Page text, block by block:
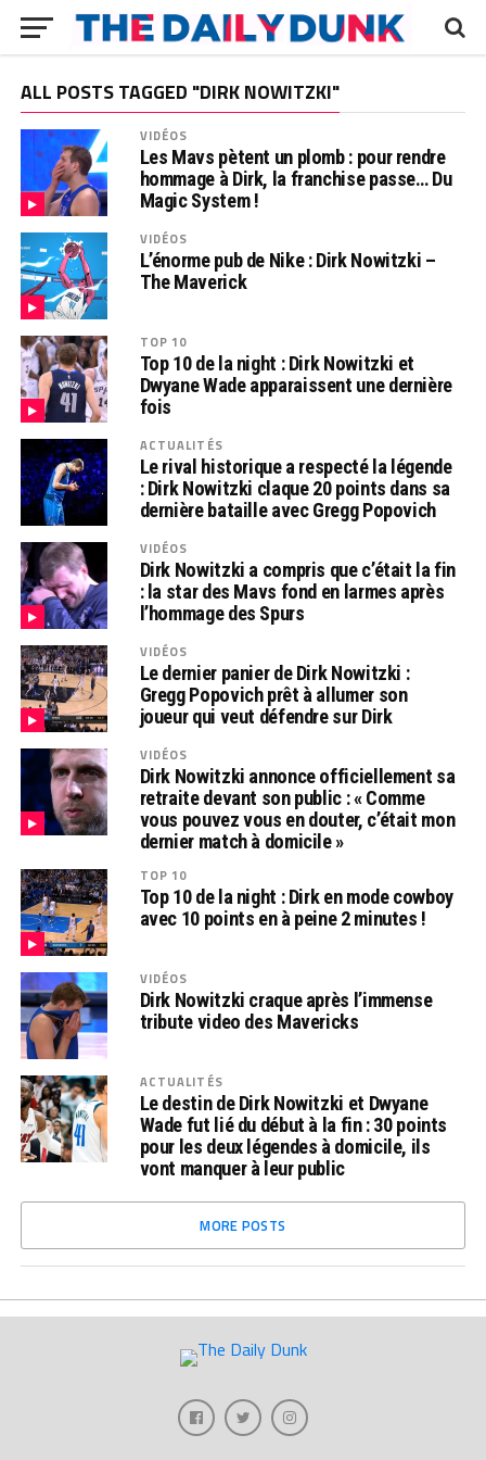
ALL POSTS TAGGED "DIRK NOWITZKI"
VIDÉOS
Les Mavs pètent un plomb : pour rendre
hommage à Dirk, la franchise passe… Du
Magic System !
VIDÉOS
L’énorme pub de Nike : Dirk Nowitzki –
The Maverick
TOP 10
Top 10 de la night : Dirk Nowitzki et
Dwyane Wade apparaissent une dernière
fois
ACTUALITÉS
Le rival historique a respecté la légende
: Dirk Nowitzki claque 20 points dans sa
dernière bataille avec Gregg Popovich
VIDÉOS
Dirk Nowitzki a compris que c’était la fin
: la star des Mavs fond en larmes après
l’hommage des Spurs
VIDÉOS
Le dernier panier de Dirk Nowitzki :
Gregg Popovich prêt à allumer son
joueur qui veut défendre sur Dirk
VIDÉOS
Dirk Nowitzki annonce officiellement sa
retraite devant son public : « Comme
vous pouvez vous en douter, c’était mon
dernier match à domicile »
TOP 10
Top 10 de la night : Dirk en mode cowboy
avec 10 points en à peine 2 minutes !
VIDÉOS
Dirk Nowitzki craque après l’immense
tribute video des Mavericks
ACTUALITÉS
Le destin de Dirk Nowitzki et Dwyane
Wade fut lié du début à la fin : 30 points
pour les deux légendes à domicile, ils
vont manquer à leur public
MORE POSTS